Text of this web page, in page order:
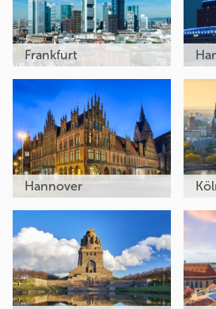
Frankfurt
Hannover